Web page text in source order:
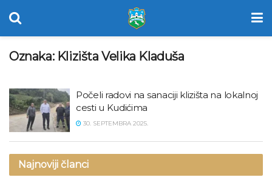
Oznaka: Klizišta Velika Kladuša
Počeli radovi na sanaciji klizišta na lokalnoj
cesti u Kudićima
30. SEPTEMBRA 2025.
Najnoviji članci